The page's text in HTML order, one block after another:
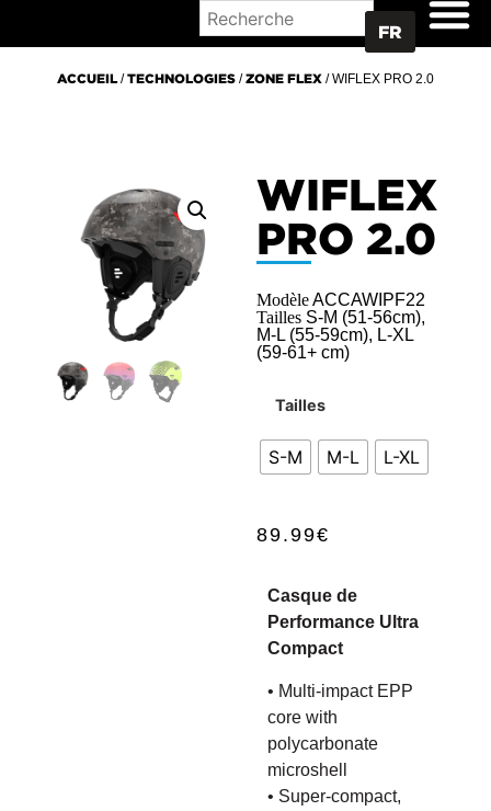
FR
ACCUEIL/TECHNOLOGIES /ZONE FLEX / WIFLEX PRO 2.0
WIFLEX
PRO 2.0
ModèleACCAWIPF22
Tailles S-M (51-56cm),
M-L (55-59cm), L-XL
(59-61+ cm)
Tailles
S-M M-L L-XL
89.99€
Casque de
Performance Ultra
Compact
• Multi-impact EPP
core with
polycarbonate
microshell
• Super-compact,